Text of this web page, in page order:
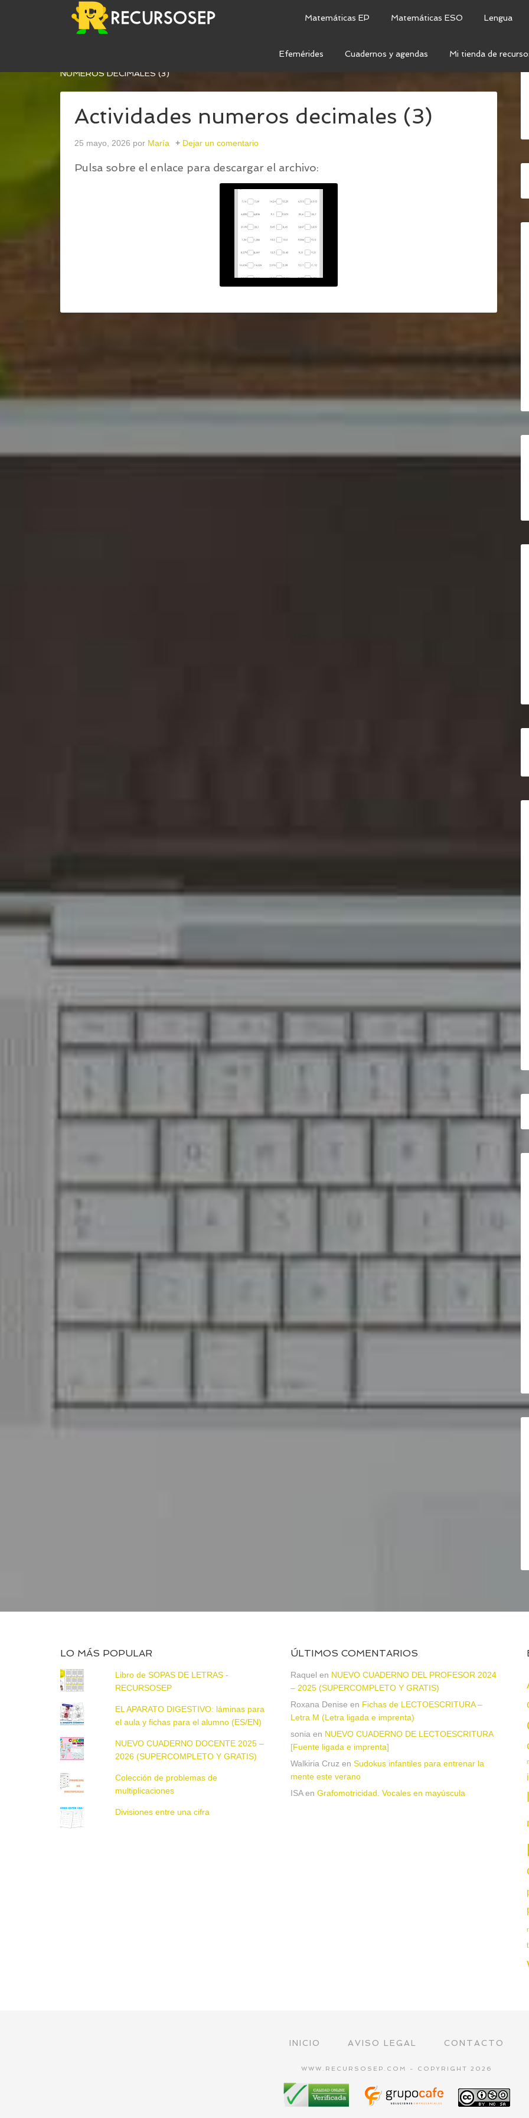
Matemáticas EP Matemáticas ESO Lengua
Efemérides Cuadernos y agendas Mi tienda de
/
ACTIVIDADES
NUMEROS DECIMALES (3)
Actividades numeros decimales (3)
25 mayo, 2026 por María Dejar un comentario
Pulsa sobre el enlace para descargar el archivo:
LO MÁS POPULAR
Libro de SOPAS DE LETRAS -
RECURSOSEP
EL APARATO DIGESTIVO: láminas para
el aula y fichas para el alumno (ES/EN)
NUEVO CUADERNO DOCENTE 2025 –
2026 (SUPERCOMPLETO Y GRATIS)
Colección de problemas de
multiplicaciones
Divisiones entre una cifra
ÚLTIMOS COMENTARIOS
Raquel en NUEVO CUADERNO DEL PROFESOR 2024
– 2025 (SUPERCOMPLETO Y GRATIS)
Roxana Denise en Fichas de LECTOESCRITURA –
Letra M (Letra ligada e imprenta)
sonia en NUEVO CUADERNO DE LECTOESCRITURA
[Fuente ligada e imprenta]
Walkiria Cruz en Sudokus infantiles para entrenar la
mente este verano
ISAen Grafomotricidad. Vocales en mayúscula
INICIO AVISO LEGAL CONTACTO
WWW.RECURSOSEP.COM - COPYRIGHT 2026